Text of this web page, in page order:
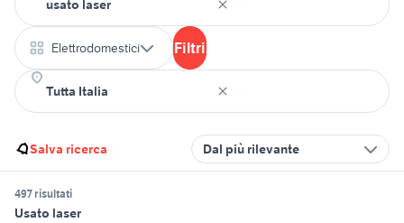
Elettrodomestici Filtri
Salva ricerca Dal più rilevante
497 risultati
Usato laser